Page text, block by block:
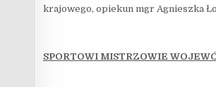
krajowego, opiekun mgr Agnieszka
SPORTOWI MISTRZOWIE